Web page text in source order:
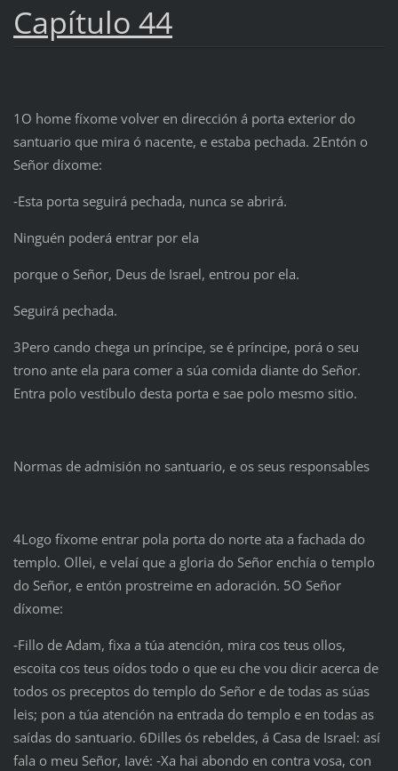
Capítulo 44
1O home fíxome volver en dirección á porta exterior do
santuario que mira ó nacente, e estaba pechada. 2Entón o
Señor díxome:
‑Esta porta seguirá pechada, nunca se abrirá.
Ninguén poderá entrar por ela
porque o Señor, Deus de Israel, entrou por ela.
Seguirá pechada.
3Pero cando chega un príncipe, se é príncipe, porá o seu
trono ante ela para comer a súa comida diante do Señor.
Entra polo vestíbulo desta porta e sae polo mesmo sitio.
Normas de admisión no santuario, e os seus responsables
4Logo fíxome entrar pola porta do norte ata a fachada do
templo. Ollei, e velaí que a gloria do Señor enchía o templo
do Señor, e entón prostreime en adoración. 5O Señor
díxome:
‑Fillo de Adam, fixa a túa atención, mira cos teus ollos,
escoita cos teus oídos todo o que eu che vou dicir acerca de
todos os preceptos do templo do Señor e de todas as súas
leis; pon a túa atención na entrada do templo e en todas as
saídas do santuario. 6Dilles ós rebeldes, á Casa de Israel: así
fala o meu Señor, Iavé: ‑Xa hai abondo en contra vosa, con